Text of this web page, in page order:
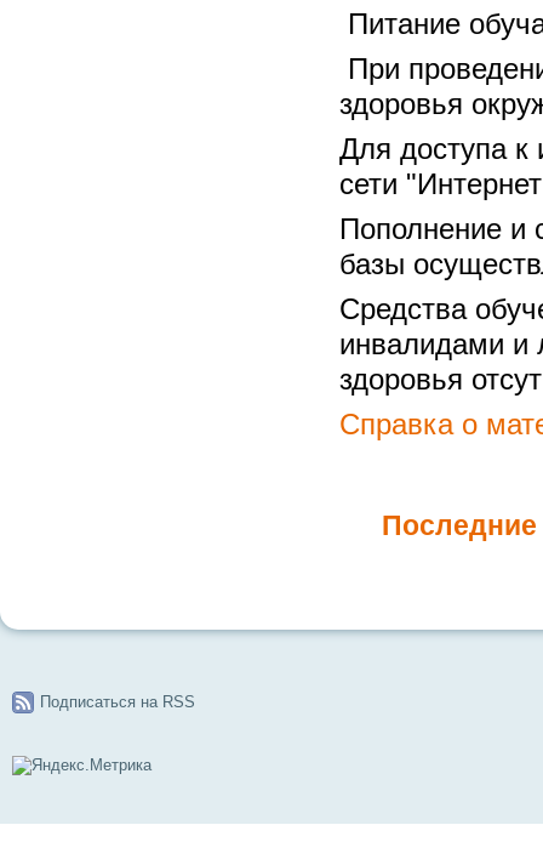
Питание
При
здоровья
Для доступа
сети
Пополнение и
базы
Средства
инвалидами и
здоровья
Справка о
Подписаться на RSS